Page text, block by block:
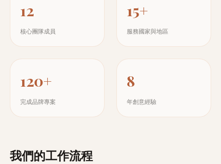
12
核心團隊成員
15+
服務國家與地區
120+
完成品牌專案
8
年創意經驗
我們的工作流程